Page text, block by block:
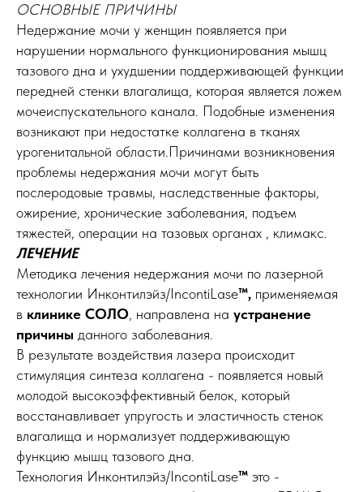
ОСНОВНЫЕ ПРИЧИНЫ
Недержание мочи у женщин появляется при
нарушении нормального функционирования мышц
тазового дна и ухудшении поддерживающей функции
передней стенки влагалища, которая является ложем
мочеиспускательного канала. Подобные изменения
возникают при недостатке коллагена в тканях
урогенитальной области.Причинами возникновения
проблемы недержания мочи могут быть
послеродовые травмы, наследственные факторы,
ожирение, хронические заболевания, подъем
тяжестей, операции на тазовых органах , климакс.
ЛЕЧЕНИЕ
Методика лечения недержания мочи по лазерной
технологии Инконтилэйз/IncontiLase™, применяемая
в клинике СОЛО, направлена на устранение
причины данного заболевания.
В результате воздействия лазера происходит
стимуляция синтеза коллагена - появляется новый
молодой высокоэффективный белок, который
восстанавливает упругость и эластичность стенок
влагалища и нормализует поддерживающую
функцию мышц тазового дна.
Технология Инконтилэйз/IncontiLase™ это -